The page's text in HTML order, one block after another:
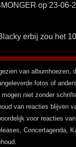
op 23-06-
erbij zou het
van albumhoezen,
fotos of
mogen niet zonder
van reacties blijven
voor reacties
Concertagenda,